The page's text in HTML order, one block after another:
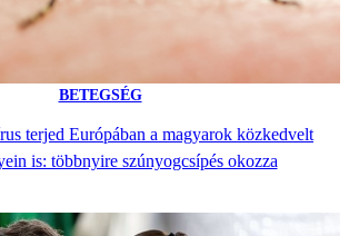
BETEGSÉG
terjed Európában a magyarok közkedvelt
is: többnyire szúnyogcsípés okozza